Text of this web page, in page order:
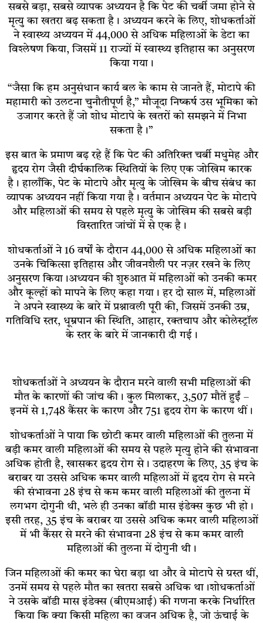
सबसे बड़ा, सबसे व्यापक अध्ययन है कि पेट की चर्बी जमा होने से
मृत्यु का खतरा बढ़ सकता है। अध्ययन करने के लिए, शोधकर्ताओं
ने स्वास्थ्य अध्ययन में 44,000 से अधिक महिलाओं के डेटा का
विश्लेषण किया, जिसमें 11 राज्यों में स्वास्थ्य इतिहास का अनुसरण
किया गया।
“जैसा कि हम अनुसंधान कार्य बल के काम से जानते हैं, मोटापे की
महामारी को उलटना चुनौतीपूर्ण है,” मौजूदा निष्कर्ष उस भूमिका को
उजागर करते हैं जो शोध मोटापे के खतरों को समझने में निभा
सकता है।”
इस बात के प्रमाण बढ़ रहे हैं कि पेट की अतिरिक्त चर्बी मधुमेह और
हृदय रोग जैसी दीर्घकालिक स्थितियों के लिए एक जोखिम कारक
है। हालाँकि, पेट के मोटापे और मृत्यु के जोखिम के बीच संबंध का
व्यापक अध्ययन नहीं किया गया है। वर्तमान अध्ययन पेट के मोटापे
और महिलाओं की समय से पहले मृत्यु के जोखिम की सबसे बड़ी
विस्तारित जांचों में से एक है।
शोधकर्ताओं ने 16 वर्षों के दौरान 44,000 से अधिक महिलाओं का
उनके चिकित्सा इतिहास और जीवनशैली पर नज़र रखने के लिए
अनुसरण किया।अध्ययन की शुरुआत में महिलाओं को उनकी कमर
और कूल्हों को मापने के लिए कहा गया। हर दो साल में, महिलाओं
ने अपने स्वास्थ्य के बारे में प्रश्नावली पूरी की, जिसमें उनकी उम्र,
गतिविधि स्तर, धूम्रपान की स्थिति, आहार, रक्तचाप और कोलेस्ट्रॉल
के स्तर के बारे में जानकारी दी गई।
शोधकर्ताओं ने अध्ययन के दौरान मरने वाली सभी महिलाओं की
मौत के कारणों की जांच की। कुल मिलाकर, 3,507 मौतें हुईं –
इनमें से 1,748 कैंसर के कारण और 751 हृदय रोग के कारण थीं।
शोधकर्ताओं ने पाया कि छोटी कमर वाली महिलाओं की तुलना में
बड़ी कमर वाली महिलाओं की समय से पहले मृत्यु होने की संभावना
अधिक होती है, खासकर हृदय रोग से। उदाहरण के लिए, 35 इंच के
बराबर या उससे अधिक कमर वाली महिलाओं में हृदय रोग से मरने
की संभावना 28 इंच से कम कमर वाली महिलाओं की तुलना में
लगभग दोगुनी थी, भले ही उनका बॉडी मास इंडेक्स कुछ भी हो।
इसी तरह, 35 इंच के बराबर या उससे अधिक कमर वाली महिलाओं
में भी कैंसर से मरने की संभावना 28 इंच से कम कमर वाली
महिलाओं की तुलना में दोगुनी थी।
जिन महिलाओं की कमर का घेरा बड़ा था और वे मोटापे से ग्रस्त थीं,
उनमें समय से पहले मौत का खतरा सबसे अधिक था।शोधकर्ताओं
ने उसके बॉडी मास इंडेक्स (बीएमआई) की गणना करके निर्धारित
किया कि क्या किसी महिला का वजन अधिक है, जो ऊंचाई के